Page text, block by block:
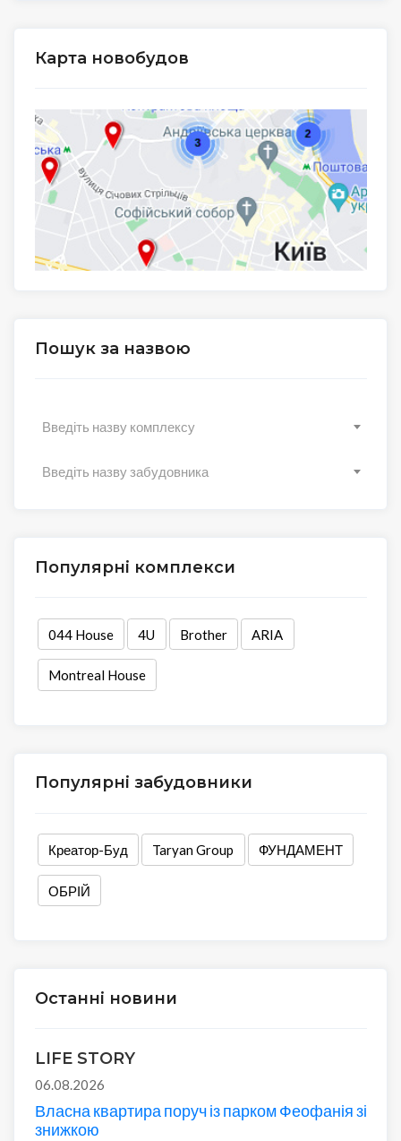
Карта новобудов
Пошук за назвою
Введіть назву комплексу
Введіть назву забудовника
Популярні комплекси
044 House 4U Brother ARIA
Montreal House
Популярні забудовники
Креатор-Буд Taryan Group ФУНДАМЕНТ
ОБРІЙ
Останні новини
LIFE STORY
06.08.2026
Власна квартира поруч із парком Феофанія зі
знижкою